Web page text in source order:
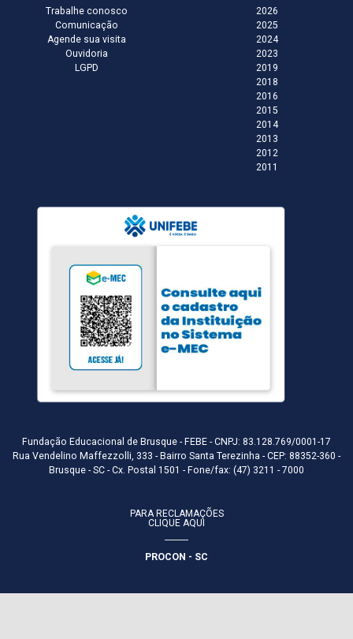
Trabalhe conosco
Comunicação
Agende sua visita
Ouvidoria
LGPD
2026
2025
2024
2023
2019
2018
2016
2015
2014
2013
2012
2011
Fundação Educacional de Brusque - FEBE - CNPJ: 83.128.769/0001-17
Rua Vendelino Maffezzolli, 333 - Bairro Santa Terezinha - CEP: 88352-360 -
Brusque - SC - Cx. Postal 1501 - Fone/fax: (47) 3211 - 7000
PARA RECLAMAÇÕES
CLIQUE AQUI
PROCON - SC